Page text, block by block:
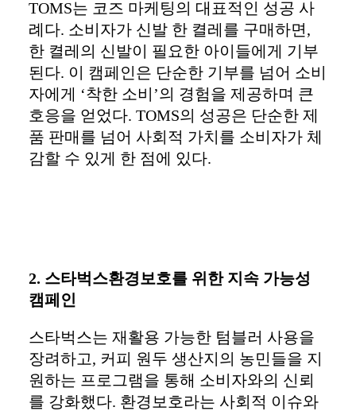
TOMS는 코즈 마케팅의 대표적인 성공 사
례다. 소비자가 신발 한 켤레를 구매하면,
한 켤레의 신발이 필요한 아이들에게 기부
된다. 이 캠페인은 단순한 기부를 넘어 소비
자에게 ‘착한 소비’의 경험을 제공하며 큰
호응을 얻었다. TOMS의 성공은 단순한 제
품 판매를 넘어 사회적 가치를 소비자가 체
감할 수 있게 한 점에 있다.
2. 스타벅스환경보호를 위한 지속 가능성
캠페인
스타벅스는 재활용 가능한 텀블러 사용을
장려하고, 커피 원두 생산지의 농민들을 지
원하는 프로그램을 통해 소비자와의 신뢰
를 강화했다. 환경보호라는 사회적 이슈와